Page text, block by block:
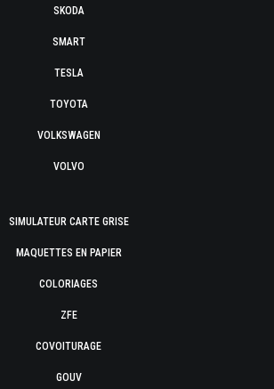
SKODA
SMART
TESLA
TOYOTA
VOLKSWAGEN
VOLVO
SIMULATEUR CARTE GRISE
MAQUETTES EN PAPIER
COLORIAGES
ZFE
COVOITURAGE
GOUV